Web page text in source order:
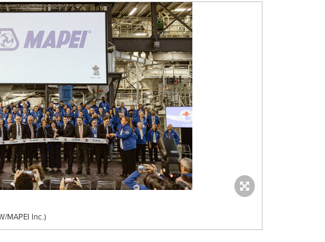
MAPEI Inc.)